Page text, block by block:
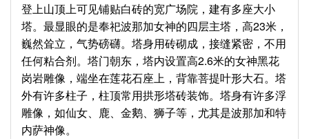
登上山顶上可见铺贴白砖的宽广场院，建有多座大小
塔。最显眼的是奉祀波那加女神的四层主塔，高23米，
巍然耸立，气势磅礴。塔身用砖砌成，接缝紧密，不用
任何粘合剂。塔门朝东，塔内设置高2.6米的女神黑花
岗岩雕像，端坐在莲花石座上，背靠菩提叶形大石。塔
外有许多柱子，柱顶常用拱形塔砖装饰。塔身有许多浮
雕像，如仙女、鹿、金鹅、狮子等，尤其是波那加和特
内萨神像。